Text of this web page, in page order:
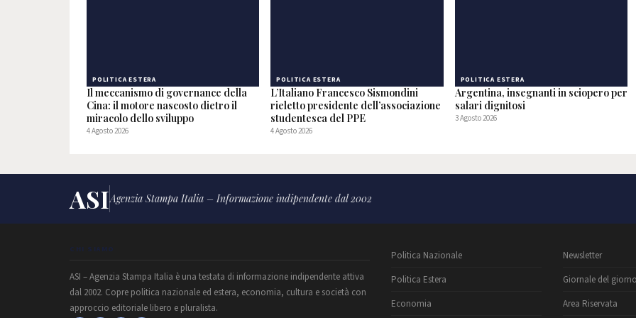
POLITICA ESTERA
Il meccanismo di governance della
Cina: il motore nascosto dietro il
miracolo dello sviluppo
4 Agosto 2026
POLITICA ESTERA
L’Italiano Francesco Sismondini
rieletto presidente dell’associazione
studentesca del PPE
4 Agosto 2026
POLITICA ESTERA
Argentina, insegnanti in sciopero per
salari dignitosi
3 Agosto 2026
ASIAgenzia Stampa Italia – Informazione indipendente dal 2002
CHI SIAMO
ASI – Agenzia Stampa Italia è una testata di informazione indipendente attiva
dal 2002. Copre politica nazionale ed estera, economia, cultura e società con
approccio editoriale libero e pluralista.
Politica Nazionale
Politica Estera
Economia
Newsletter
Giornale del giorno
Area Riservata